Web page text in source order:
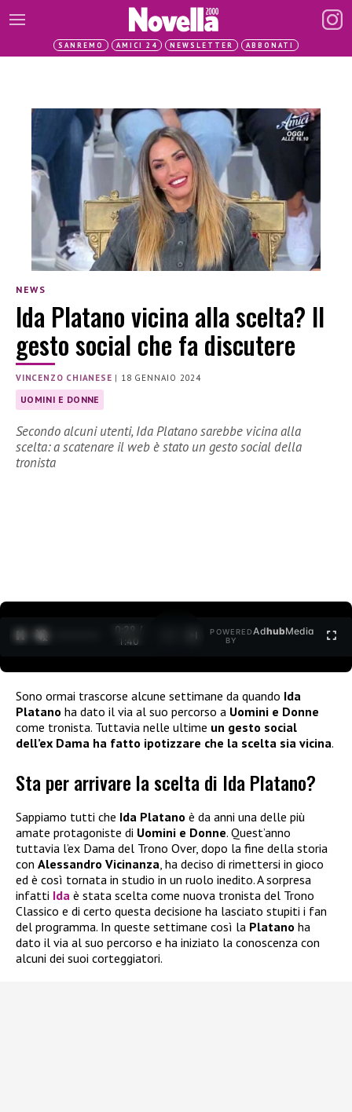
SANREMO AMICI 24 NEWSLETTER ABBONATI
NEWS
Ida Platano vicina alla scelta? Il
gesto social che fa discutere
VINCENZO CHIANESE | 18 GENNAIO 2024
UOMINI E DONNE
Secondo alcuni utenti, Ida Platano sarebbe vicina alla
scelta: a scatenare il web è stato un gesto social della
tronista
0:30 /
1:40
POWERED
BY
AdhubMedia
Sono ormai trascorse alcune settimane da quando Ida
Platano ha dato il via al suo percorso a Uomini e Donne
come tronista. Tuttavia nelle ultime un gesto social
dell’ex Dama ha fatto ipotizzare che la scelta sia vicina.
Sta per arrivare la scelta di Ida Platano?
Sappiamo tutti che Ida Platano è da anni una delle più
amate protagoniste di Uomini e Donne. Quest’anno
tuttavia l’ex Dama del Trono Over, dopo la fine della storia
con Alessandro Vicinanza, ha deciso di rimettersi in gioco
ed è così tornata in studio in un ruolo inedito. A sorpresa
infatti Ida è stata scelta come nuova tronista del Trono
Classico e di certo questa decisione ha lasciato stupiti i fan
del programma. In queste settimane così la Platano ha
dato il via al suo percorso e ha iniziato la conoscenza con
alcuni dei suoi corteggiatori.